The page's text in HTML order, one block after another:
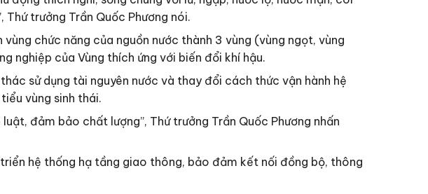
Thứ trưởng Trần Quốc Phương nói.
chức năng của nguồn nước thành 3 vùng (vùng ngọt, vùng
nghiệp của Vùng thích ứng với biến đổi khí hậu.
sử dụng tài nguyên nước và thay đổi cách thức vận hành hệ
vùng sinh thái.
đảm bảo chất lượng”, Thứ trưởng Trần Quốc Phương nhấn
hệ thống hạ tầng giao thông, bảo đảm kết nối đồng bộ, thông